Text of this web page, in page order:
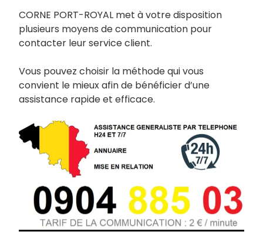
CORNE PORT-ROYAL met à votre disposition
plusieurs moyens de communication pour
contacter leur service client.
Vous pouvez choisir la méthode qui vous
convient le mieux afin de bénéficier d’une
assistance rapide et efficace.